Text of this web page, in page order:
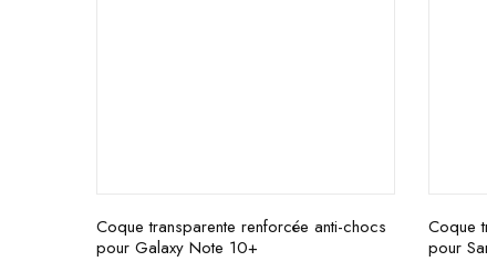
Coque transparente renforcée anti-chocs
pour Galaxy Note 10+
Coque
pour